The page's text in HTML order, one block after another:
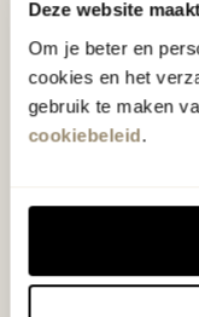
Deze website
Om je beter en
cookies en het
gebruik te maken
cookiebeleid.
slaap- en
klassiekers
Bekijk